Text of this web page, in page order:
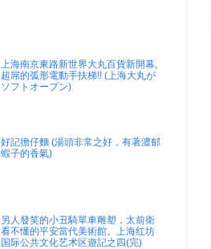
上海南京東路新世界大丸百貨新開幕,
超屌的弧形電動手扶梯!! (上海大丸が
ソフトオープン)
好記擔仔麵 (湯頭非常之好，有著濃郁
蝦子的香氣)
另人發笑的小丑騎單車雕塑，太前衛
看不懂的平安當代美術館。上海红坊
国际公共文化艺术区遊記之四(完)